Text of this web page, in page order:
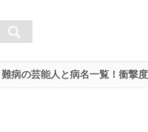
難病の芸能人と病名一覧！衝撃